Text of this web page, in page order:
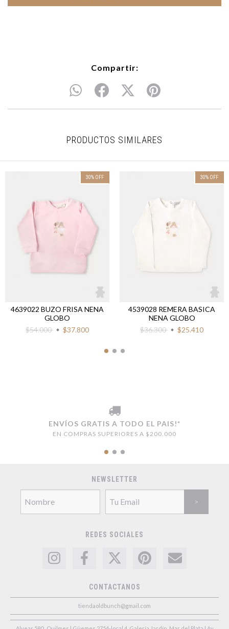
Compartir:
PRODUCTOS SIMILARES
30% OFF
4639022 BUZO FRISA NENA
GLOBO
$54.000
$37.800
30% OFF
4539028 REMERA BASICA
NENA GLOBO
$36.300
$25.410
ENVÍOS GRATIS A TODO EL PAIS!*
EN COMPRAS SUPERIORES A $200.000
NEWSLETTER
REDES SOCIALES
CONTACTANOS
tiendaoldbunch@gmail.com